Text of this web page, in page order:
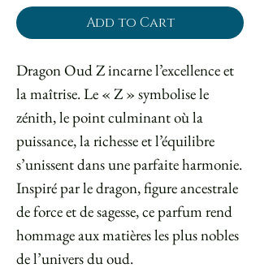
Add to Cart
Dragon Oud Z incarne l’excellence et
la maîtrise. Le « Z » symbolise le
zénith, le point culminant où la
puissance, la richesse et l’équilibre
s’unissent dans une parfaite harmonie.
Inspiré par le dragon, figure ancestrale
de force et de sagesse, ce parfum rend
hommage aux matières les plus nobles
de l’univers du oud.